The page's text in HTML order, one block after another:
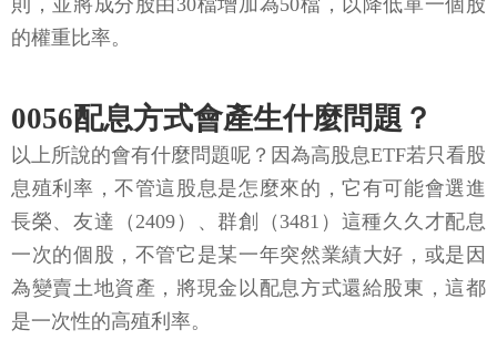
則，並將成分股由30檔增加為50檔，以降低單一個股
的權重比率。
0056配息方式會產生什麼問題？
以上所說的會有什麼問題呢？因為高股息ETF若只看股
息殖利率，不管這股息是怎麼來的，它有可能會選進
長榮、友達（2409）、群創（3481）這種久久才配息
一次的個股，不管它是某一年突然業績大好，或是因
為變賣土地資產，將現金以配息方式還給股東，這都
是一次性的高殖利率。